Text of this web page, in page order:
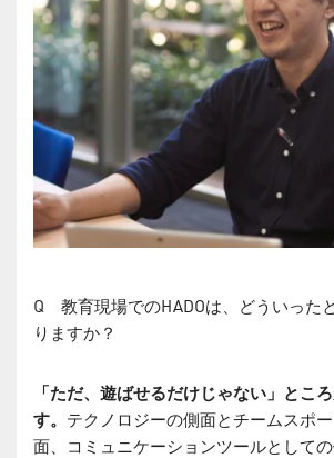
Q 教育現場でのHADOは、どういった
りますか？
「ただ、遊ばせるだけじゃない」とこ
す。 テクノロジーの側面とチームスポ
面、コミュニケーションツールとして